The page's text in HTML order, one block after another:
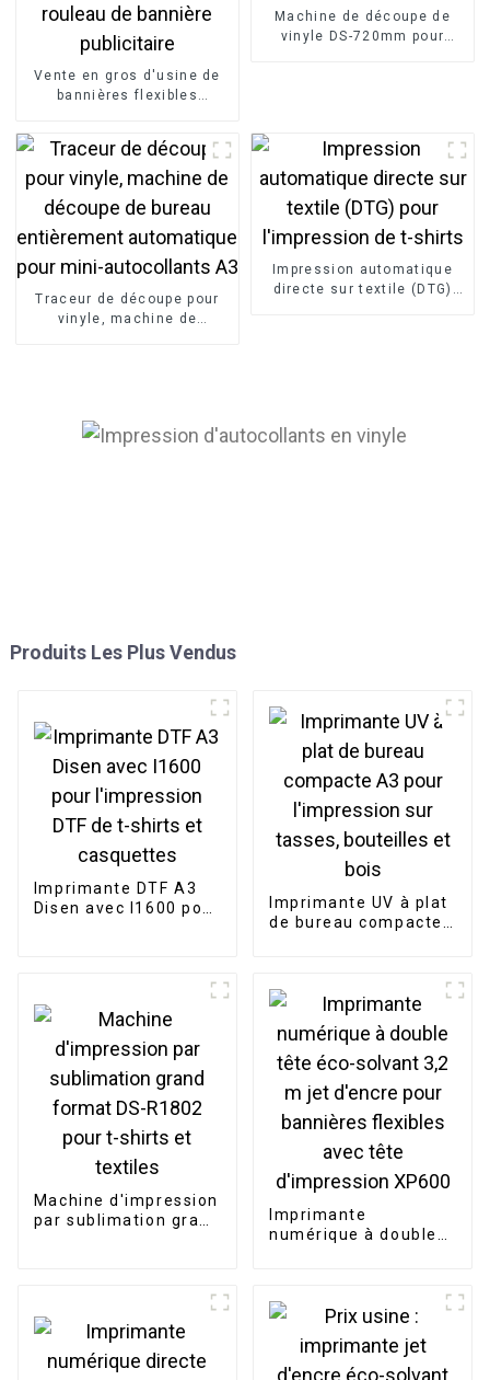
Vente en gros d'usine de
bannières flexibles
rouleau de bannière
publicitaire
Machine de découpe de
vinyle DS-720mm pour
Traceur de découpe pour
vinyle, machine de
Impression automatique
directe sur textile (DTG)
Produits Les Plus Vendus
Imprimante DTF A3
Disen avec I1600 pour
Imprimante UV à plat
de bureau compacte
Machine d'impression
par sublimation grand
Imprimante
numérique à double
avec tête